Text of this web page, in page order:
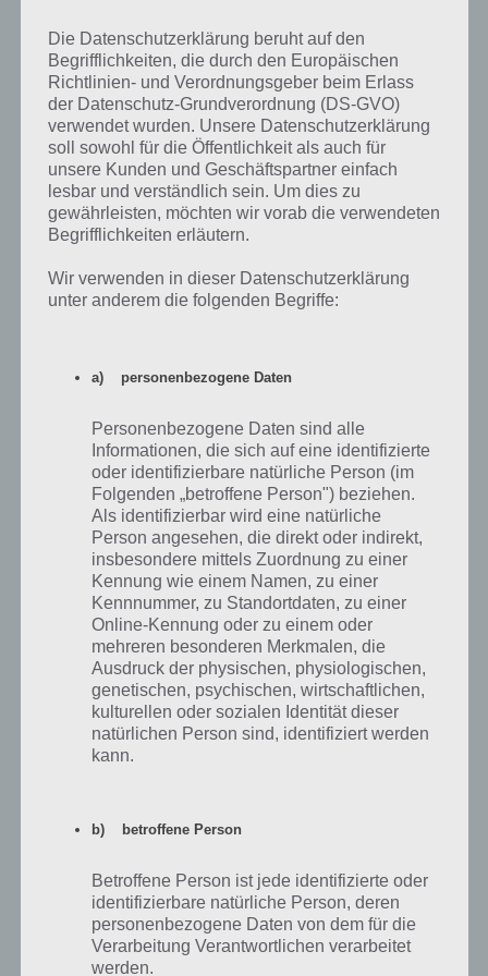
Argentinien Lösung – 16. Mai 2017 bis 31. Mai
2017
Die nachfolgende Tabelle präsentiert die Lösung des täglichen
Rätsels 4 Bilder 1 Wort Argentinien vom 16. Mai 2017 bis 31. Mai
2017. Auch hier bleibt das Prinzip gleich: Anhand der Bilder musst du
die passende Antwort herausfinden. Falls du hier jedoch
Schwierigkeiten hast, findest du nachfolgend die Lösung.
Tägliches Rätsel Argentinien 4 Bilder 1 Wort Lösung
17.5.17 Lösung anzeigen
Lösung anzeigen
Lösung anzeigen
Lösung anzeigen
Lösung anzeigen
Lösung anzeigen
Lösung anzeigen
Lösung anzeigen
Lösung anzeigen
Lösung anzeigen
Lösung anzeigen
Die Datenschutzerklärung beruht auf den
Begrifflichkeiten, die durch den Europäischen
Richtlinien- und Verordnungsgeber beim Erlass
der Datenschutz-Grundverordnung (DS-GVO)
verwendet wurden. Unsere Datenschutzerklärung
soll sowohl für die Öffentlichkeit als auch für
unsere Kunden und Geschäftspartner einfach
lesbar und verständlich sein. Um dies zu
gewährleisten, möchten wir vorab die verwendeten
Begrifflichkeiten erläutern.
Wir verwenden in dieser Datenschutzerklärung
unter anderem die folgenden Begriffe:
a) personenbezogene Daten
Personenbezogene Daten sind alle
Informationen, die sich auf eine identifizierte
oder identifizierbare natürliche Person (im
Folgenden „betroffene Person") beziehen.
Als identifizierbar wird eine natürliche
Person angesehen, die direkt oder indirekt,
insbesondere mittels Zuordnung zu einer
Kennung wie einem Namen, zu einer
Kennnummer, zu Standortdaten, zu einer
Online-Kennung oder zu einem oder
mehreren besonderen Merkmalen, die
Ausdruck der physischen, physiologischen,
genetischen, psychischen, wirtschaftlichen,
kulturellen oder sozialen Identität dieser
natürlichen Person sind, identifiziert werden
kann.
b) betroffene Person
Betroffene Person ist jede identifizierte oder
identifizierbare natürliche Person, deren
personenbezogene Daten von dem für die
Verarbeitung Verantwortlichen verarbeitet
werden.